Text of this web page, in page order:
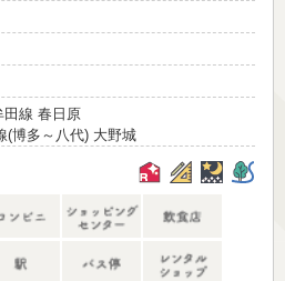
田線 春日原
(博多～八代) 大野城